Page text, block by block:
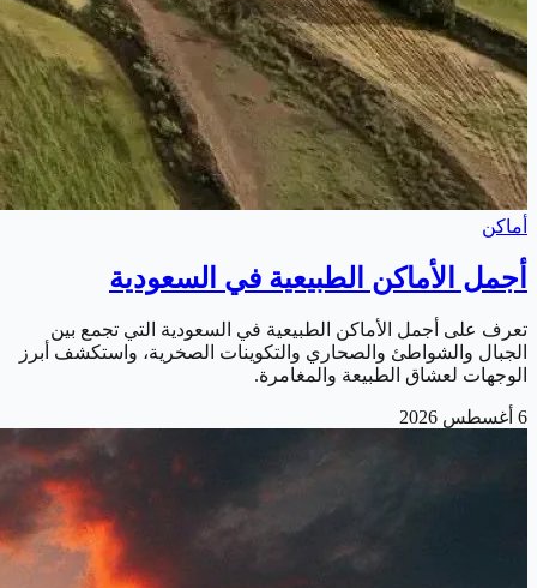
أماكن
أجمل الأماكن الطبيعية في السعودية
تعرف على أجمل الأماكن الطبيعية في السعودية التي تجمع بين
الجبال والشواطئ والصحاري والتكوينات الصخرية، واستكشف أبرز
الوجهات لعشاق الطبيعة والمغامرة.
6 أغسطس 2026